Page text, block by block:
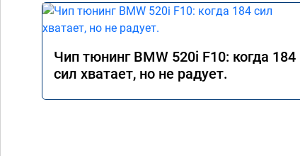
Чип тюнинг BMW 520i F10: когда 184
сил хватает, но не радует.